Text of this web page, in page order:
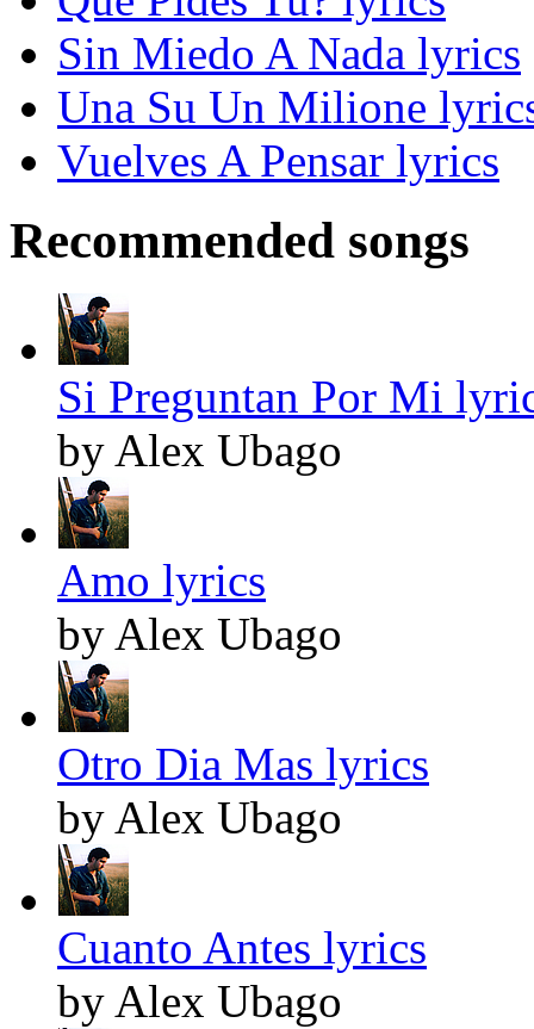
Sin Miedo A Nada lyrics
Una Su Un Milione
Vuelves A Pensar lyrics
Recommended songs
Si Preguntan Por Mi
by Alex Ubago
Amo lyrics
by Alex Ubago
Otro Dia Mas lyrics
by Alex Ubago
Cuanto Antes lyrics
by Alex Ubago